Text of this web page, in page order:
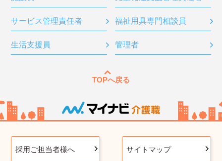
サービス管理責任者 福祉用具専門相談員
生活支援員 管理者
TOPへ戻る
採用ご担当者様へ サイトマップ